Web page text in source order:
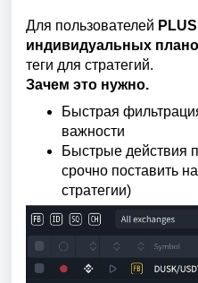
Для пользователей PLUS
индивидуальных
теги для стратегий.
Зачем это нужно.
Быстрая
важности
Быстрые действия
срочно поставить
стратегии)